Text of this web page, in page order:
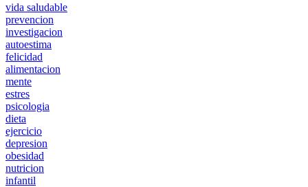
vida saludable
prevencion
investigacion
autoestima
felicidad
alimentacion
mente
estres
psicologia
dieta
ejercicio
depresion
obesidad
nutricion
infantil